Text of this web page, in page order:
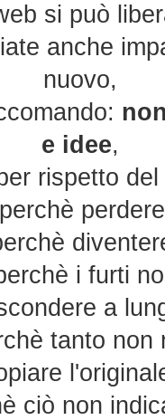
si può
anche
nuovo,
e idee,
rispetto
perchè
i furti
a
tanto non
ciò non